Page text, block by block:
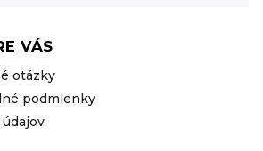
VÁS
otázky
podmienky